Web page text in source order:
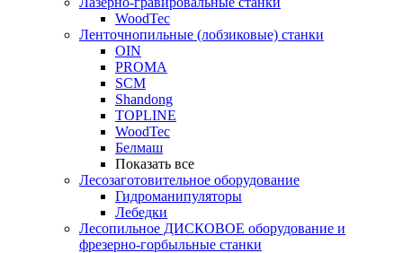
WoodTec
Ленточнопильные (лобзиковые) станки
OIN
PROMA
SCM
Shandong
TOPLINE
WoodTec
Белмаш
Показать все
Лесозаготовительное оборудование
Гидроманипуляторы
Лебедки
Лесопильное ДИСКОВОЕ оборудование и
фрезерно-горбыльные станки